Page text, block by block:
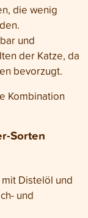
die wenig
und
der Katze, da
bevorzugt.
Kombination
Sorten
Distelöl und
und